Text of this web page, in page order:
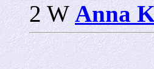
2 WAnna